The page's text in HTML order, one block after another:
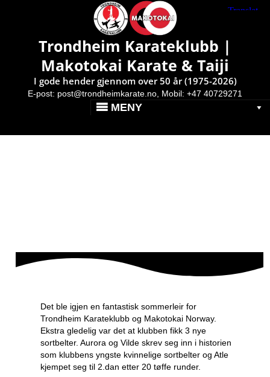
Makotokai Karate & Taiji }
Trondheim Karateklubb |
Makotokai Karate & Taiji
I gode hender gjennom over 50 år (1975-2026)
E-post: post@trondheimkarate.no, Mobil: +47 40729271
MENY
Av: Pål Erik
Fantastisk sommerleir med
3 nye sortbelter
Publisert: 2. juli 2018
Det ble igjen en fantastisk sommerleir for
Trondheim Karateklubb og Makotokai Norway.
Ekstra gledelig var det at klubben fikk 3 nye
sortbelter. Aurora og Vilde skrev seg inn i historien
som klubbens yngste kvinnelige sortbelter og Atle
kjempet seg til 2.dan etter 20 tøffe runder.